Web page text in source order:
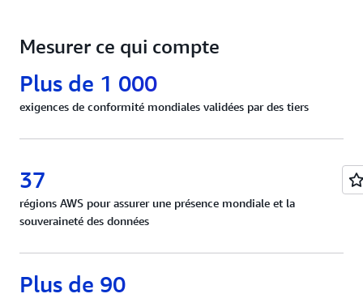
Mesurer ce qui compte
Plus de 1 000
exigences de conformité mondiales validées par des tiers
37
régions AWS pour assurer une présence mondiale et la
souveraineté des données
Plus de 90